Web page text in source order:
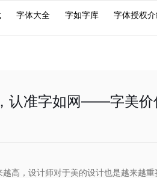
字体大全 字如字库 字体授权介
认准字如网——字美价
高，设计师对于美的设计也是越来越